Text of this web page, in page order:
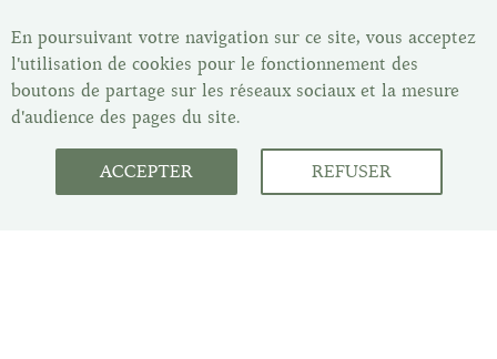
Tous nos articles de maroquinerie sont expertisés et sont
livrés avec leur certificat d'expertise. Une fois votre article
acheté vous disposez du délai de rétractation légal de 14
articles dans notre show-room, Les Malletiers, sur
rendez-vous.
En poursuivant votre navigation sur ce site, vous acceptez
l'utilisation de cookies pour le fonctionnement des
boutons de partage sur les réseaux sociaux et la mesure
d'audience des pages du site.
ACCEPTER REFUSER